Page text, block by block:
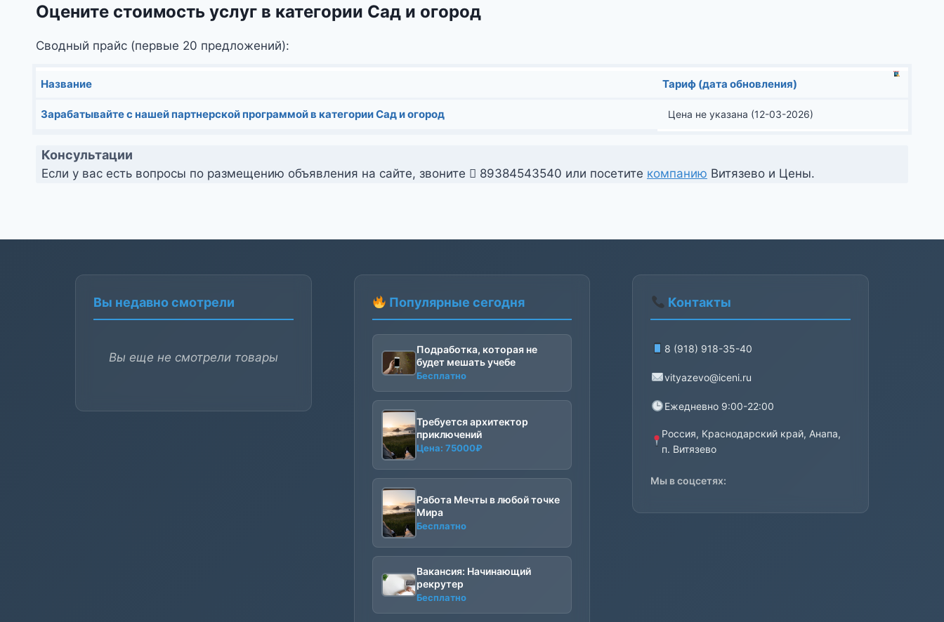
Оцените стоимость услуг в категории Сад и огород
Сводный прайс (первые 20 предложений):
Название Тариф (дата обновления)
Зарабатывайте с нашей партнерской программой в категории Сад и огород Цена не указана (12-03-2026)
Консультации
Если у вас есть вопросы по размещению объявления на сайте, звоните 89384543540 или посетите компанию Витязево и Цены.
Вы недавно смотрели
Вы еще не смотрели товары
Популярные сегодня
Подработка, которая не
будет мешать учебе
Бесплатно
Требуется архитектор
приключений
Цена: 75000₽
Работа Мечты в любой точке
Мира
Бесплатно
Вакансия: Начинающий
рекрутер
Бесплатно
Контакты
8 (918) 918-35-40
vityazevo@iceni.ru
Ежедневно 9:00-22:00
Россия, Краснодарский край, Анапа,
п. Витязево
Мы в соцсетях: